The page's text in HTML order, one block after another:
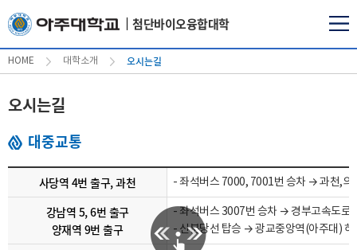
첨단바이오융합대학
HOME 대학소개 오시는길
오시는길
대중교통
사당역 4번 출구, 과천 - 좌석버스 7000, 7001번 승차 → 과천,
강남역 5, 6번 출구
양재역 9번 출구
- 좌석버스 3007번 승차 → 경부고속도로
- 신분당선 탑승 → 광교중앙역(아주대)